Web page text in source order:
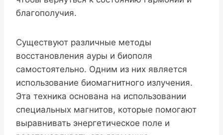
благополучия.
Существуют различные методы
восстановления ауры и биополя
самостоятельно. Одним из них является
использование биомагнитного излучения.
Эта техника основана на использовании
специальных магнитов, которые помогают
выравнивать энергетическое поле и